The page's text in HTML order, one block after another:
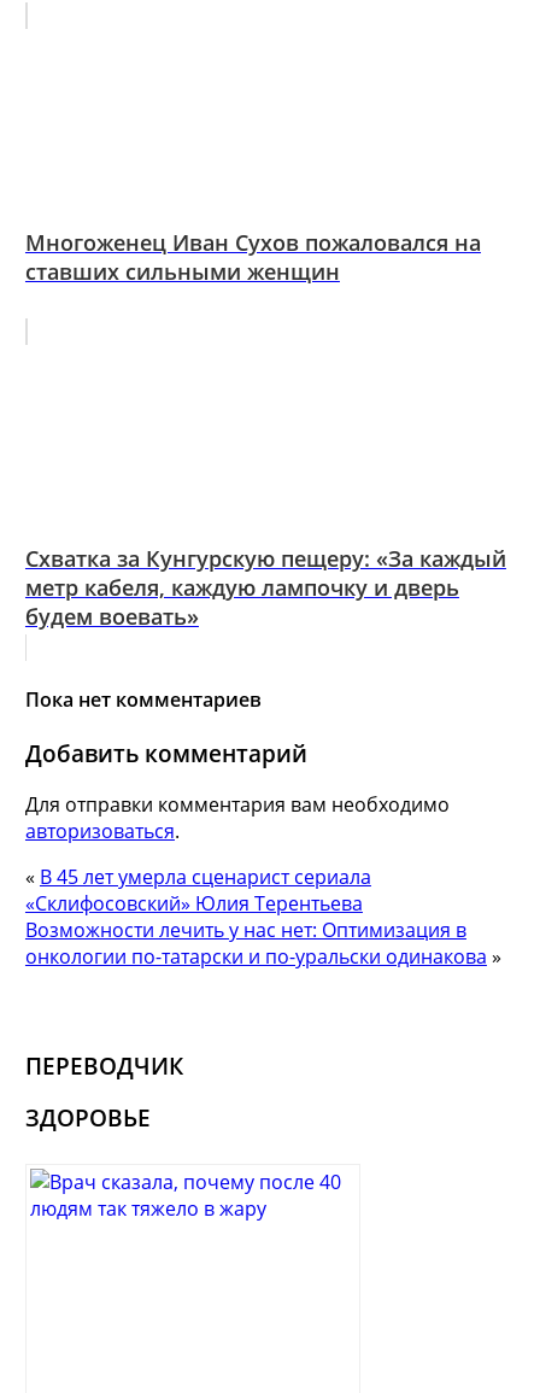
Многоженец Иван Сухов пожаловался на
ставших сильными женщин
Схватка за Кунгурскую пещеру: «За каждый
метр кабеля, каждую лампочку и дверь
будем воевать»
Пока нет комментариев
Добавить комментарий
Для отправки комментария вам необходимо
авторизоваться.
« В 45 лет умерла сценарист сериала
«Склифосовский» Юлия Терентьева
Возможности лечить у нас нет: Оптимизация в
онкологии по-татарски и по-уральски одинакова »
ПЕРЕВОДЧИК
ЗДОРОВЬЕ